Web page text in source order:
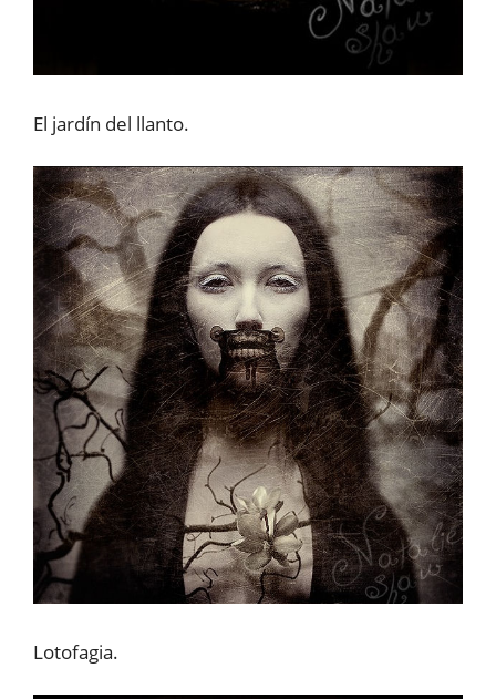
El jardín del llanto.
Lotofagia.